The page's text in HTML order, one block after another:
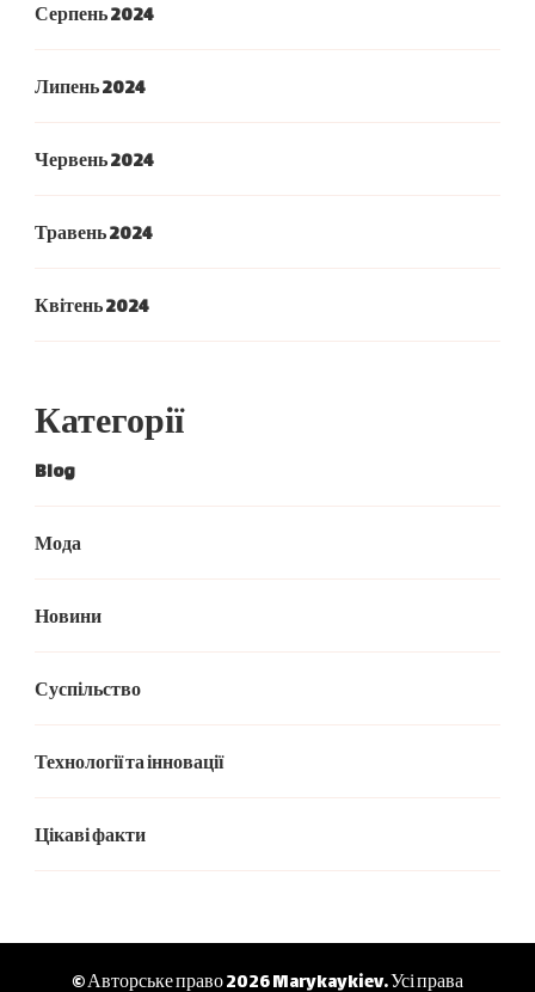
Серпень 2024
Липень 2024
Червень 2024
Травень 2024
Квітень 2024
Категорії
Blog
Мода
Новини
Суспільство
Технології та інновації
Цікаві факти
© Авторське право 2026Marykaykiev. Усі права